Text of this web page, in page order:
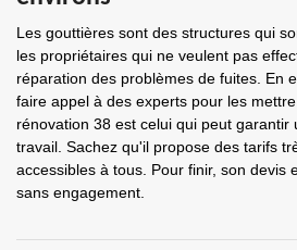
Les gouttières sont des structures qui
les propriétaires qui ne veulent pas
réparation des problèmes de fuites. En
faire appel à des experts pour les
rénovation 38 est celui qui peut garantir
travail. Sachez qu'il propose des tarifs
accessibles à tous. Pour finir, son devis
sans engagement.